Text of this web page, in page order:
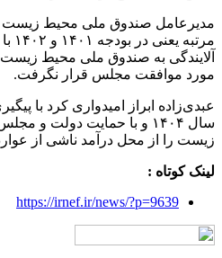
مدیرعامل صندوق ملی محیط زیست
آلایندگی به صندوق ملی محیط
مورد موافقت مجلس قرار نگرفت.
عبدی‌زاده ابراز امیدواری کرد با
سال ۱۴۰۴ و با حمایت دولت
زیست را از محل درآمد ناشی از
لینک کوتاه :
https://irnef.ir/news/?p=9639